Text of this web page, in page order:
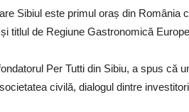
Sibiul este primul oraș din România
titlul de Regiune Gastronomică
Per Tutti din Sibiu, a spus că
civilă, dialogul dintre